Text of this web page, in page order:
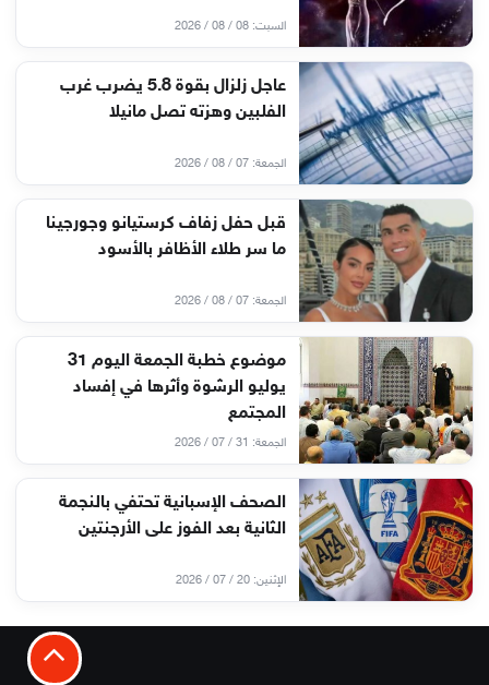
السبت: 08 / 08 / 2026
عاجل زلزال بقوة 5.8 يضرب غرب
الفلبين وهزته تصل مانيلا
الجمعة: 07 / 08 / 2026
قبل حفل زفاف كرستيانو وجورجينا
ما سر طلاء الأظافر بالأسود
الجمعة: 07 / 08 / 2026
موضوع خطبة الجمعة اليوم 31
يوليو الرشوة وأثرها في إفساد
المجتمع
الجمعة: 31 / 07 / 2026
الصحف الإسبانية تحتفي بالنجمة
الثانية بعد الفوز على الأرجنتين
الإثنين: 20 / 07 / 2026